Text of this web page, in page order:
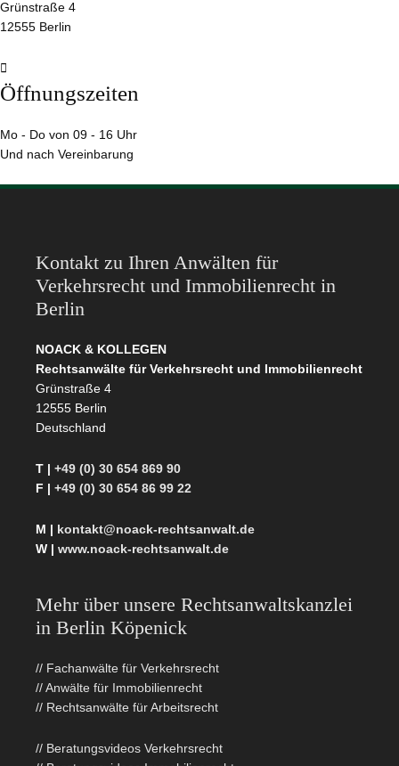
Grünstraße 4
12555 Berlin

Öffnungszeiten
Mo - Do von 09 - 16 Uhr
Und nach Vereinbarung
Kontakt zu Ihren Anwälten für
Verkehrsrecht und Immobilienrecht in
Berlin
NOACK & KOLLEGEN
Rechtsanwälte für Verkehrsrecht und Immobilienrecht
Grünstraße 4
12555 Berlin
Deutschland
T | +49 (0) 30 654 869 90
F | +49 (0) 30 654 86 99 22
M |
kontakt@noack-rechtsanwalt.de
W | www.noack-rechtsanwalt.de
Mehr über unsere Rechtsanwaltskanzlei
in Berlin Köpenick
// Fachanwälte für Verkehrsrecht
// Anwälte für Immobilienrecht
// Rechtsanwälte für Arbeitsrecht
// Beratungsvideos Verkehrsrecht